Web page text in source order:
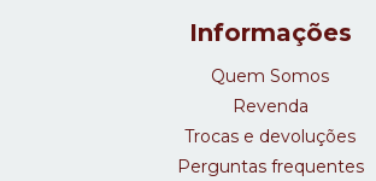
Informações
Quem Somos
Revenda
Trocas e devoluções
Perguntas frequentes